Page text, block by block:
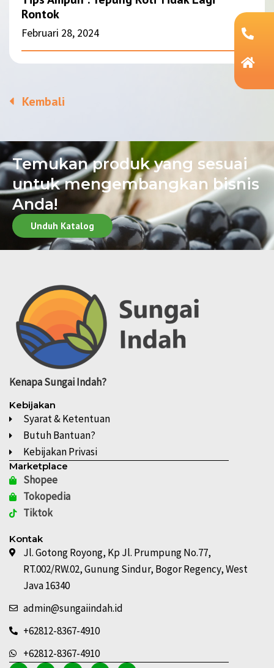
Rontok
Februari 28, 2024
Kembali
Temukan produk yang sesuai
untuk mengembangkan bisnis
Anda!
Unduh Katalog
KenapaSungai Indah?
Kebijakan
Syarat & Ketentuan
Butuh Bantuan?
Kebijakan Privasi
Marketplace
Shopee
Tokopedia
Tiktok
Kontak
Jl. Gotong Royong, Kp Jl. Prumpung No.77,
RT.002/RW.02, Gunung Sindur, Bogor Regency, West
Java 16340
admin@sungaiindah.id
+62812-8367-4910
+62812-8367-4910